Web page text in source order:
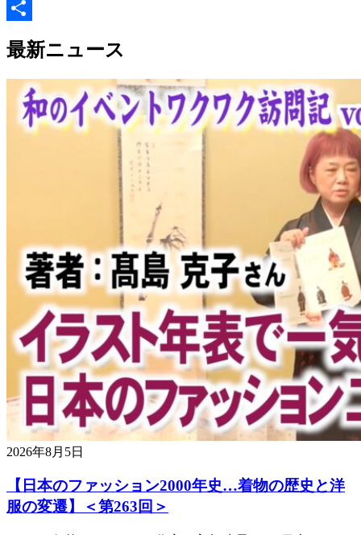
最新ニュース
2026年8月5日
【日本のファッション2000年史…着物の歴史と洋
服の変遷】＜第263回＞